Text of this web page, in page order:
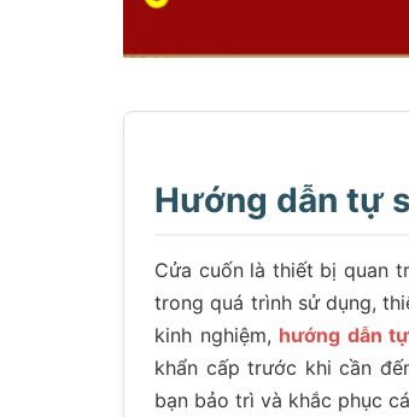
Hướng dẫn tự
Cửa cuốn là thiết bị quan
trong quá trình sử dụng,
kinh nghiệm, hướng dẫn
khẩn cấp trước khi cần
bạn bảo trì và khắc phục